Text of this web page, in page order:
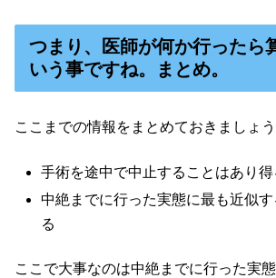
つまり、医師が何か行ったら
いう事ですね。まとめ。
ここまでの情報をまとめておきましょう
手術を途中で中止することはあり得
中絶までに行った実態に最も近似
る
ここで大事なのは中絶までに行った実